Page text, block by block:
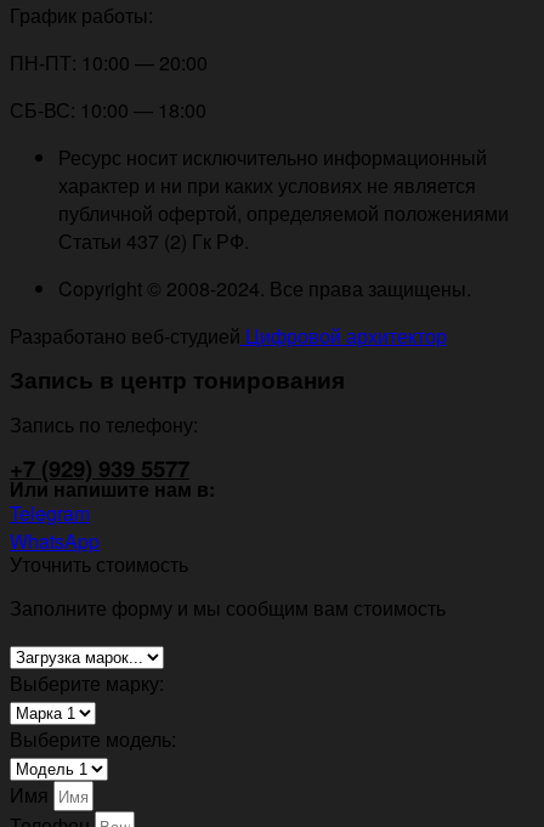
График работы:
ПН-ПТ: 10:00 — 20:00
СБ-ВС: 10:00 — 18:00
Ресурс носит исключительно информационный
характер и ни при каких условиях не является
публичной офертой, определяемой положениями
Статьи 437 (2) Гк РФ.
Copyright © 2008-2024. Все права защищены.
Разработано веб-студией Цифровой архитектор
Запись в центр тонирования
Запись по телефону:
+7 (929) 939 5577
Или напишите нам в:
Telegram
WhatsApp
Уточнить стоимость
Заполните форму и мы сообщим вам стоимость
Выберите марку:
Выберите модель:
Имя